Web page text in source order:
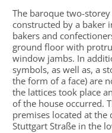
The baroque two-
constructed by a baker
bakers and
ground floor with
window jambs. In
symbols, as well as, a
the form of a face) are
the lattices took place
of the house occurred.
premises located at
Stuttgart Straße in the